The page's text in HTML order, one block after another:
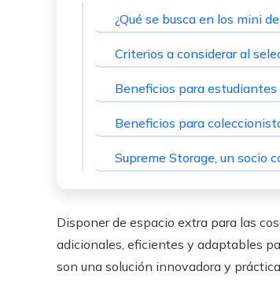
¿Qué se busca en los mini
Criterios a considerar al
Beneficios para
Beneficios para
Supreme Storage, un socio
Disponer de espacio extra para las
adicionales, eficientes y adaptables
son una solución innovadora y práctica.